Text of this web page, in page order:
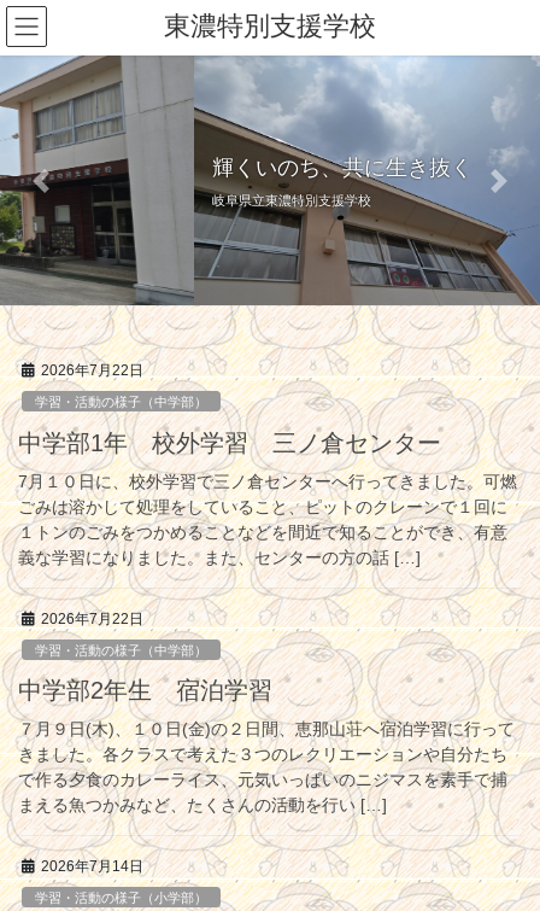
コ
ン
テ
ン
ツ
へ
キ
ッ
プ
ナ
ビ
ゲ
ー
シ
ョ
に
移
動
東濃特別支援学校
輝くいのち、共に生き抜く
岐阜県立東濃特別支援学校
Previous Next
2026年7月22日
学習・活動の様子（中学部）
中学部1年 校外学習 三ノ倉センター
7月１０日に、校外学習で三ノ倉センターへ行ってきました。可燃
ごみは溶かして処理をしていること、ピットのクレーンで１回に
１トンのごみをつかめることなどを間近で知ることができ、有意
義な学習になりました。また、センターの方の話 […]
2026年7月22日
学習・活動の様子（中学部）
中学部2年生 宿泊学習
７月９日(木)、１０日(金)の２日間、恵那山荘へ宿泊学習に行って
きました。各クラスで考えた３つのレクリエーションや自分たち
で作る夕食のカレーライス、元気いっぱいのニジマスを素手で捕
まえる魚つかみなど、たくさんの活動を行い […]
2026年7月14日
学習・活動の様子（小学部）